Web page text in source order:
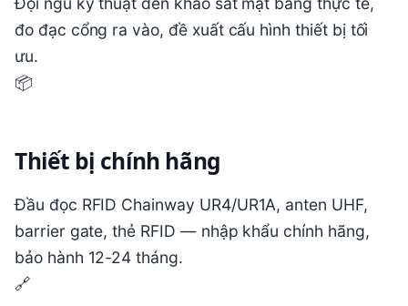
đo đạc cổng ra vào, đề xuất cấu hình thiết bị tối
ưu.
📦
Thiết bị chính hãng
Đầu đọc RFID Chainway UR4/UR1A, anten UHF,
barrier gate, thẻ RFID — nhập khẩu chính hãng,
bảo hành 12-24 tháng.
🔗